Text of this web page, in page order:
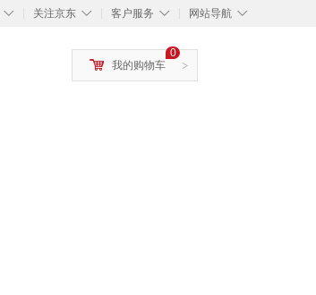
◇ ◇
关注京东 ◇
客户服务 ◇
网站导航
>
0
我的购物车